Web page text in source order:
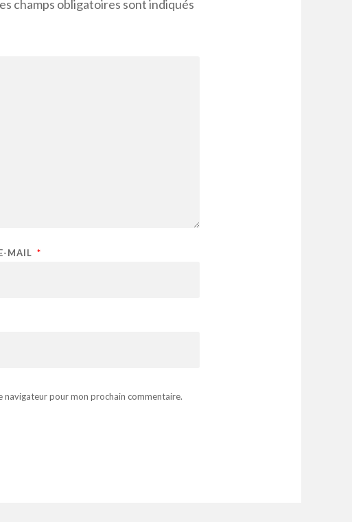
champs obligatoires sont indiqués
MAIL *
navigateur pour mon prochain commentaire.